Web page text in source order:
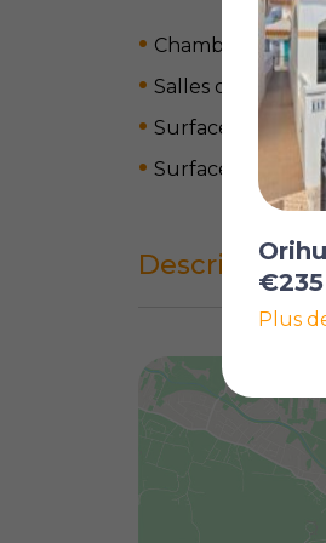
Chambres: 3
Salles de bain: 2
Surface du
Surface
Description
Plus